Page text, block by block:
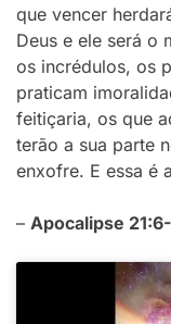
que vencer
Deus e ele será o
os incrédulos, os
praticam
feitiçaria, os que
terão a sua parte
enxofre. E essa é
– Apocalipse